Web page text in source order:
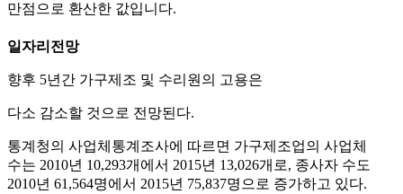
만점으로 환산한 값입니다.
일자리전망
향후 5년간 가구제조 및 수리원의 고용은
다소 감소할 것으로 전망된다.
통계청의 사업체통계조사에 따르면 가구제조업의 사업체
수는 2010년 10,293개에서 2015년 13,026개로, 종사자 수도
2010년 61,564명에서 2015년 75,837명으로 증가하고 있다.